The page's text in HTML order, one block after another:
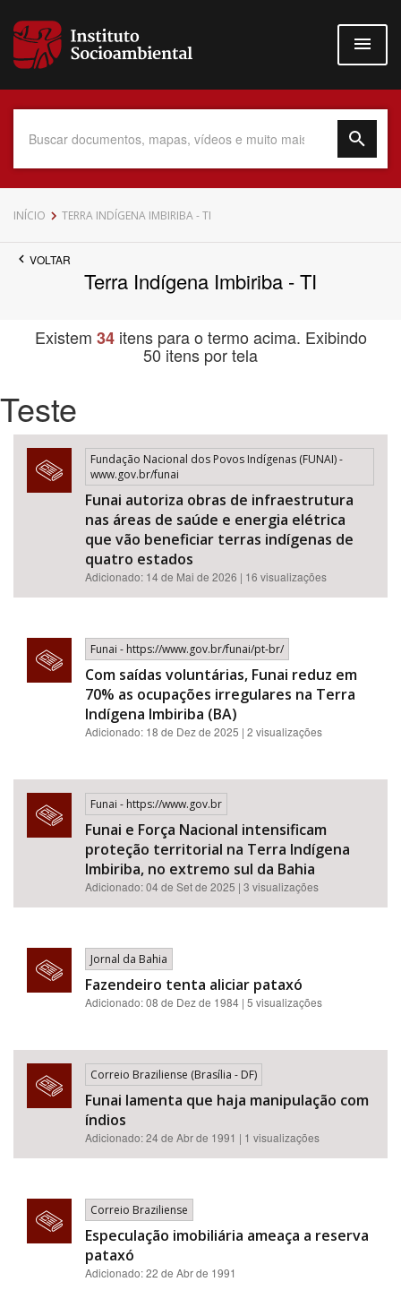
para
conteúdo
Data do Documento
Tema
Área de Levantamento
BUSCAR
INÍCIO TERRA INDÍGENA IMBIRIBA - TI
VOLTAR
Terra Indígena Imbiriba - TI
Existem 34itens para o termo acima. Exibindo
50 itens por tela
Teste
Fundação Nacional dos Povos Indígenas (FUNAI) -
www.gov.br/funai
Funai autoriza obras de infraestrutura
nas áreas de saúde e energia elétrica
que vão beneficiar terras indígenas de
quatro estados
Adicionado: 14 de Mai de 2026 | 16 visualizações
Funai - https://www.gov.br/funai/pt-br/
Com saídas voluntárias, Funai reduz em
70% as ocupações irregulares na Terra
Indígena Imbiriba (BA)
Adicionado: 18 de Dez de 2025 | 2 visualizações
Funai - https://www.gov.br
Funai e Força Nacional intensificam
proteção territorial na Terra Indígena
Imbiriba, no extremo sul da Bahia
Adicionado: 04 de Set de 2025 | 3 visualizações
Jornal da Bahia
Fazendeiro tenta aliciar pataxó
Adicionado: 08 de Dez de 1984 | 5 visualizações
Correio Braziliense (Brasília - DF)
Funai lamenta que haja manipulação com
índios
Adicionado: 24 de Abr de 1991 | 1 visualizações
Correio Braziliense
Especulação imobiliária ameaça a reserva
pataxó
Adicionado: 22 de Abr de 1991